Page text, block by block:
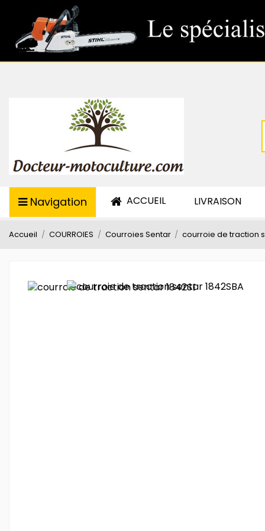
Navigation ACCUEIL LIVRAISON
Accueil COURROIES Courroies Sentar courroie de traction